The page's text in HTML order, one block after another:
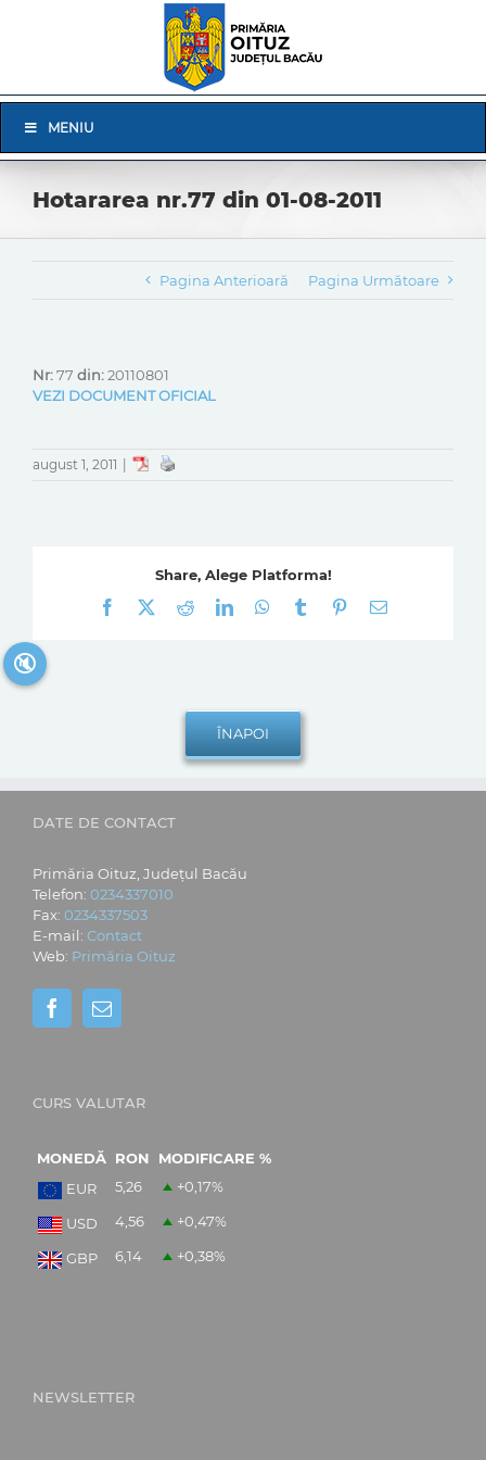
Navigation
MENIU
Hotararea nr.77 din 01-08-2011
Pagina Anterioară Pagina Următoare
Nr:77 din:20110801
VEZI DOCUMENT OFICIAL
august 1, 2011
Share, Alege Platforma!
Facebook
RedditLinkedInWhatsApp
Tumblr Pinterest
E-
DATE DE CONTACT
Primăria Oituz, Județul Bacău
Telefon: 0234337010
Fax: 0234337503
E-mail: Contact
Web: Primăria Oituz
CURS VALUTAR
MONEDĂ RON
MODIFICARE %
EUR
5,26 +0,17%
USD 4,56 +0,47%
GBP 6,14 +0,38%
NEWSLETTER
🔇